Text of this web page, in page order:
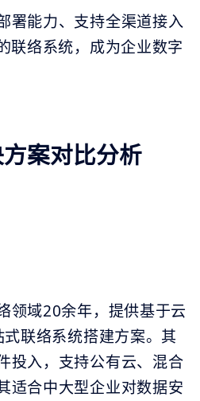
署能力、支持全渠道接入
联络系统，成为企业数字
案对比分析
领域20余年，提供基于云
联络系统搭建方案。其
投入，支持公有云、混合
适合中大型企业对数据安